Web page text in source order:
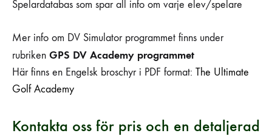
Spelardatabas som spar all info om varje elev/spelare
Mer info om DV Simulator programmet finns under
rubriken GPS DV Academy programmet
Här finns en Engelsk broschyr i PDF format: The Ultimate
Golf Academy
Kontakta oss för pris och en detaljerad